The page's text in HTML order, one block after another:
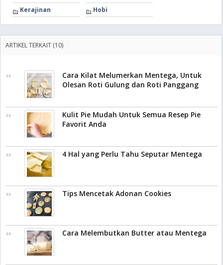
Kerajinan Hobi
ARTIKEL TERKAIT (10)
Cara Kilat Melumerkan Mentega, Untuk
Olesan Roti Gulung dan Roti Panggang
Kulit Pie Mudah Untuk Semua Resep Pie
Favorit Anda
4 Hal yang Perlu Tahu Seputar Mentega
Tips Mencetak Adonan Cookies
Cara Melembutkan Butter atau Mentega